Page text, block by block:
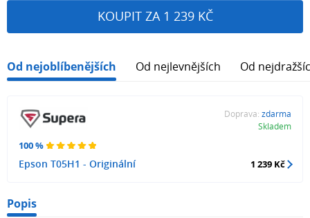
KOUPIT ZA 1 239 KČ
Od nejoblíbenějších Od nejlevnějších Od
100 %
Epson T05H1 - Originální
Doprava: zdarma
Skladem
1 239 Kč
Popis